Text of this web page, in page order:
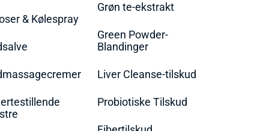
& Kølespray
Grøn te-ekstrakt
Green Powder-
Blandinger
Liver Cleanse-tilskud
Probiotiske Tilskud